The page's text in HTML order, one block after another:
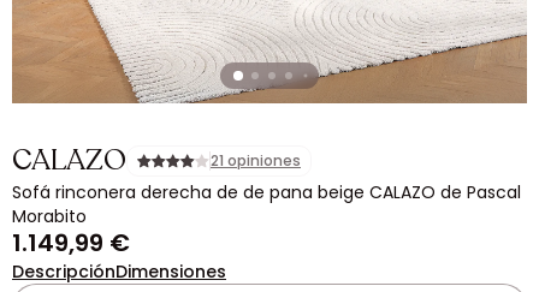
CALAZO 21 opiniones
Sofá rinconera derecha de de pana beige CALAZO de Pascal
Morabito
1.149,99 €
DescripciónDimensiones